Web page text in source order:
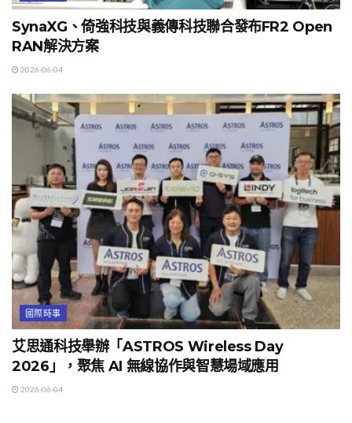
SynaXG、倚強科技與義傳科技聯合發布FR2 Open
RAN解決方案
2026-06-04
國際時事
艾思通科技舉辦「ASTROS Wireless Day
2026」，聚焦 AI 無線協作與智慧場域應用
2026-06-04